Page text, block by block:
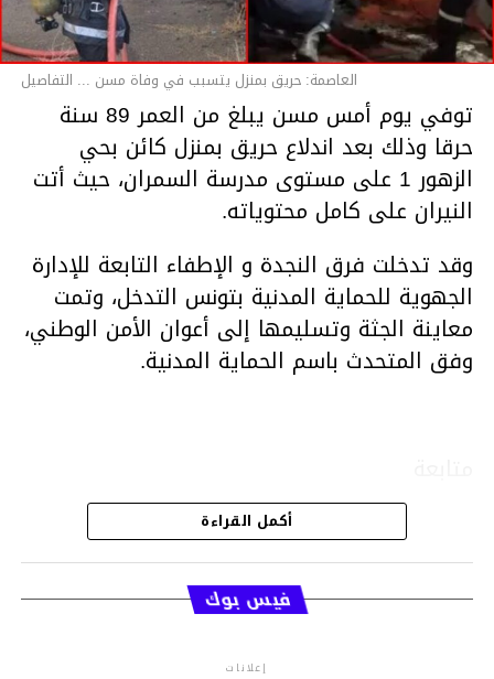
العاصمة: حريق بمنزل يتسبب في وفاة مسن ... التفاصيل
توفي يوم أمس مسن يبلغ من العمر 89 سنة
حرقا وذلك بعد اندلاع حريق بمنزل كائن بحي
الزهور 1 على مستوى مدرسة السمران، حيث أتت
النيران على كامل محتوياته.
وقد تدخلت فرق النجدة و الإطفاء التابعة للإدارة
الجهوية للحماية المدنية بتونس التدخل، وتمت
معاينة الجثة وتسليمها إلى أعوان الأمن الوطني،
وفق المتحدث باسم الحماية المدنية.
قسم الاخبار
أكمل القراءة
فيس بوك
إعلانات